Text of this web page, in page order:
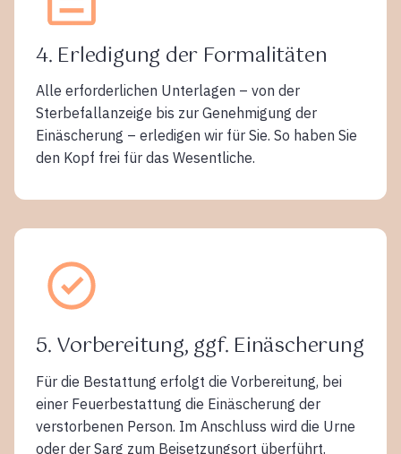
4. Erledigung der Formalitäten
Alle erforderlichen Unterlagen – von der
Sterbefallanzeige bis zur Genehmigung der
Einäscherung – erledigen wir für Sie. So haben Sie
den Kopf frei für das Wesentliche.
5. Vorbereitung, ggf. Einäscherung
Für die Bestattung erfolgt die Vorbereitung, bei
einer Feuerbestattung die Einäscherung der
verstorbenen Person. Im Anschluss wird die Urne
oder der Sarg zum Beisetzungsort überführt.